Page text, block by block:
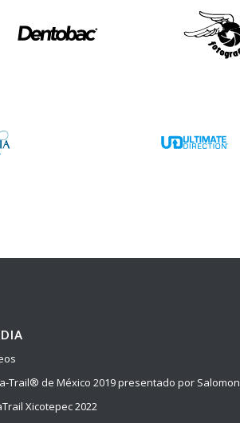
Trail® de México 2019 presentado por Salomon
Xicotepec 2022